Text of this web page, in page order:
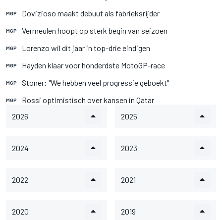
MGP Dovizioso maakt debuut als fabrieksrijder
MGP Vermeulen hoopt op sterk begin van seizoen
MGP Lorenzo wil dit jaar in top-drie eindigen
MGP Hayden klaar voor honderdste MotoGP-race
MGP Stoner: "We hebben veel progressie geboekt"
MGP
Rossi optimistisch over kansen in Qatar
2026
2025
2024 2023
2022 2021
2020 2019